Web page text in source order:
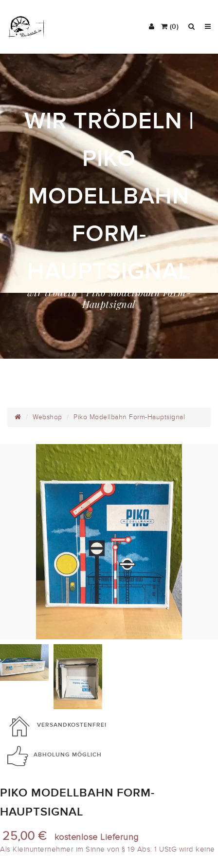
(0)
WIR TRÖDELN |
PIKO
MODELLBAHN
FORM-
HAUPTSIGNAL
wir trödeln | Piko Modellbahn Form-
Hauptsignal
Webshop Piko Modellbahn Form-Hauptsignal
VERSANDKOSTENFREI
ABHOLUNG MÖGLICH
PIKO MODELLBAHN FORM-
HAUPTSIGNAL
25,00 € kostenlose Lieferung
Als Kleinunternehmer im Sinne von § 19 Abs. 1 UStG wird keine